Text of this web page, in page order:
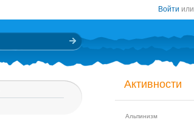
Войти или
Активности
Альпинизм